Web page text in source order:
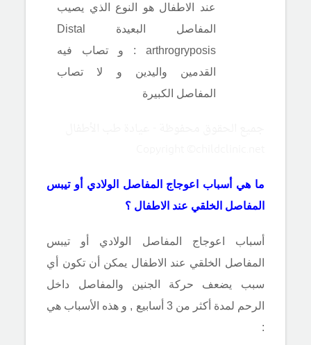
عند الاطفال هو النوع الذي يصيب
المفاصل البعيدة Distal
arthrogryposis : و تصاب فيه
القدمين واليدين و لا تصاب
المفاصل الكبيرة
ما هي أسباب
اعوجاج المفاصل الولادي أو تيبس
المفاصل الخلقي عند الاطفال ؟
أسباب
اعوجاج المفاصل الولادي أو تيبس
المفاصل الخلقي عند الاطفال يمكن أن تكون أي
سبب يضعف حركة الجنين والمفاصل داخل
الرحم لمدة أكثر من 3 أسابيع , و هذه الأسباب هي
: